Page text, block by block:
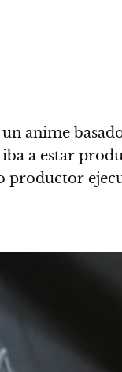
anime
a estar
productor